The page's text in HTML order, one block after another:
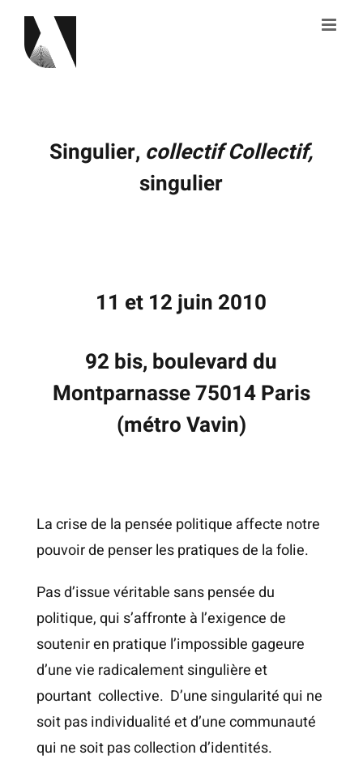
Skip
content
Singulier, collectif Collectif,
singulier
11 et 12 juin 2010
92 bis, boulevard du
Montparnasse 75014 Paris
(métro Vavin)
La crise de la pensée politique affecte notre
pouvoir de penser les pratiques de la folie.
Pas d’issue véritable sans pensée du
politique, qui s’affronte à l’exigence de
soutenir en pratique l’impossible gageure
d’une vie radicalement singulière et
pourtant collective. D’une singularité qui ne
soit pas individualité et d’une communauté
qui ne soit pas collection d’identités.